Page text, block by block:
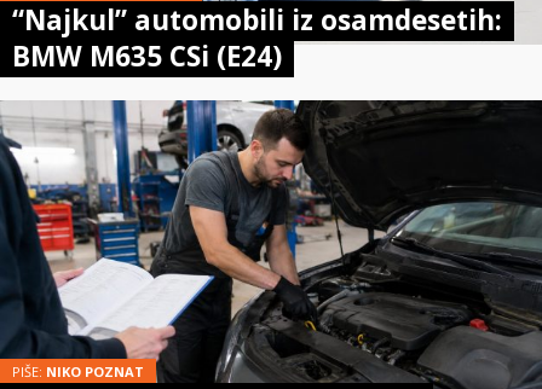
“Najkul” automobili iz osamdesetih:
BMW M635 CSi (E24)
PIŠE: NIKO POZNAT